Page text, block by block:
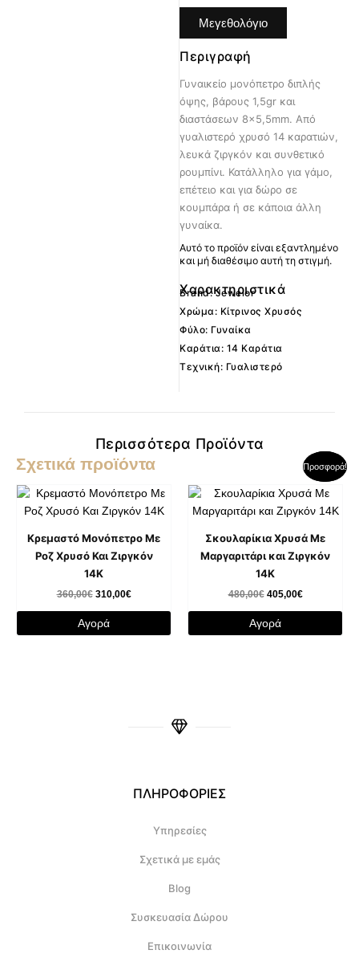
Μεγεθολόγιο
Περιγραφή
Γυναικείο μονόπετρο διπλής
όψης, βάρους 1,5gr και
διαστάσεων 8×5,5mm. Από
γυαλιστερό χρυσό 14 καρατιών,
λευκά ζιργκόν και συνθετικό
ρουμπίνι. Κατάλληλο για γάμο,
επέτειο και για δώρο σε
κουμπάρα ή σε κάποια άλλη
γυναίκα.
Αυτό το προϊόν είναι εξαντλημένο
και μή διαθέσιμο αυτή τη στιγμή.
Χαρακτηριστικά
Brand: Jewelor
Χρώμα: Κίτρινος Χρυσός
Φύλο: Γυναίκα
Καράτια: 14 Καράτια
Τεχνική: Γυαλιστερό
Περισσότερα Προϊόντα
Σχετικά προϊόντα Προσφορά!
Κρεμαστό Μονόπετρο Με
Ροζ Χρυσό Και Ζιργκόν
14K
360,00€
Original
price
was:
360,00€.
310,00€
Η
είναι:
310,00€.
Αγορά
Προσφορά!
Σκουλαρίκια Χρυσά Με
Μαργαριτάρι και Ζιργκόν
14K
480,00€
was:
480,00€.
405,00€
Η
τρέχουσα
τιμή
είναι:
405,00€.
Αγορά
ΠΛΗΡΟΦΟΡΙΕΣ
Υπηρεσίες
Σχετικά με εμάς
Blog
Συσκευασία Δώρου
Επικοινωνία